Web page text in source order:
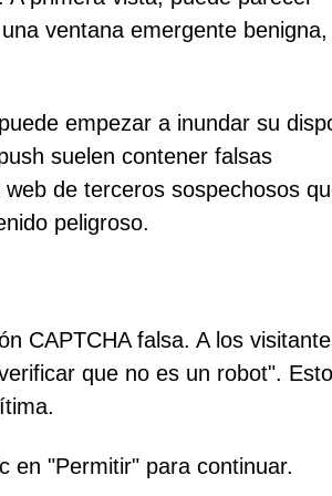
ventana emergente
empezar a inundar su
suelen contener falsas
de terceros sospechosos
peligroso.
CAPTCHA falsa. A los
que no es un robot".
en "Permitir" para continuar.